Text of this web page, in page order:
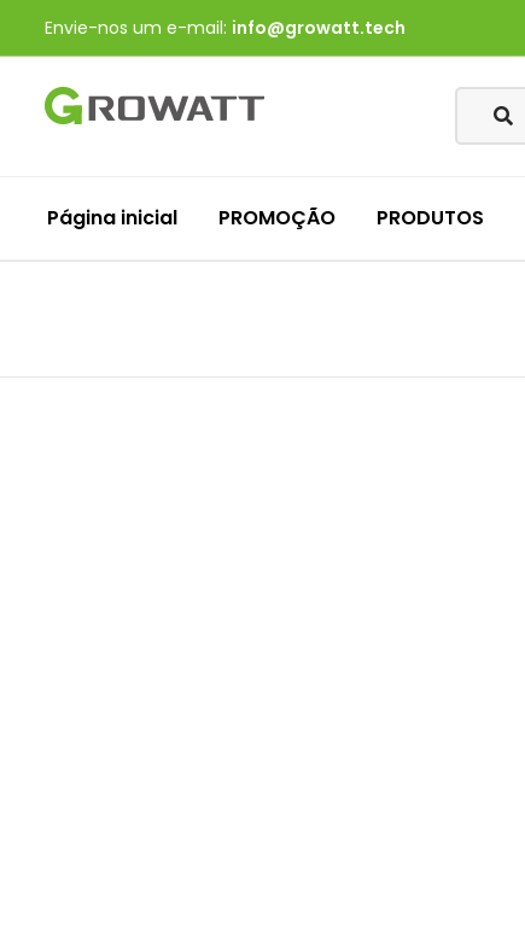
Envie-nos um e-mail: info@growatt.tech
Página inicial PROMOÇÃO PRODUTOS